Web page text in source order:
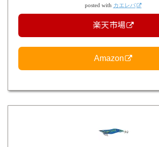
posted with カエレバ
楽天市場
Amazon